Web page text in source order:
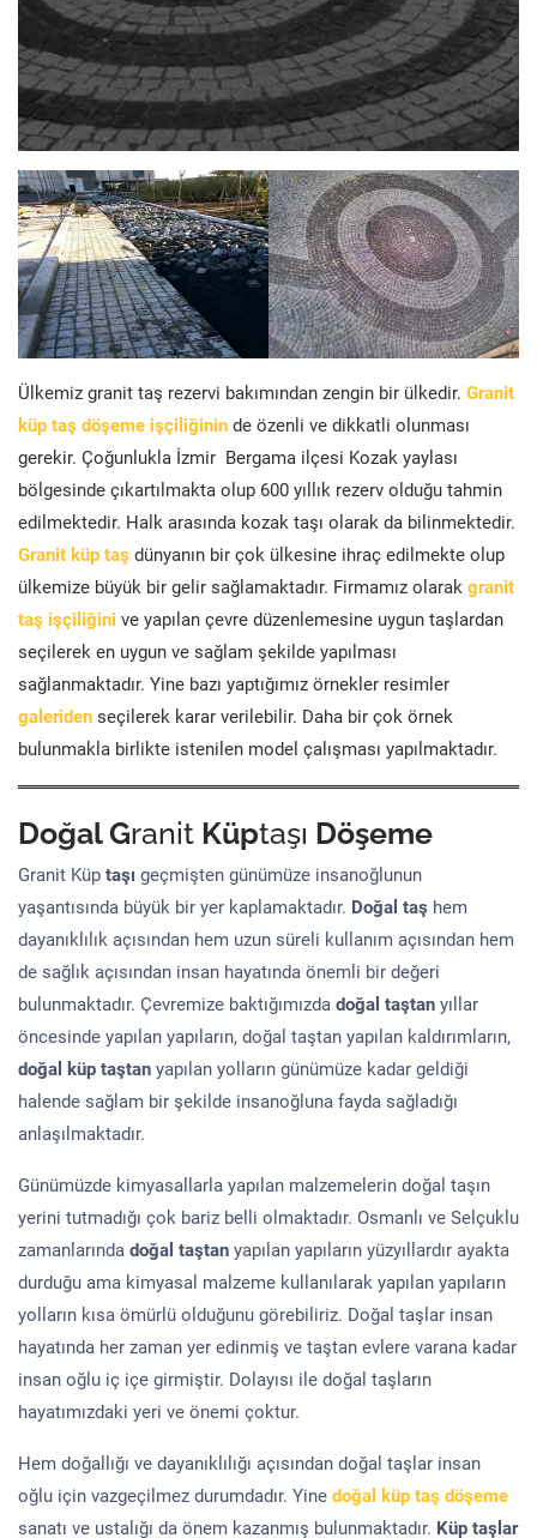
Ülkemiz granit taş rezervi bakımından zengin bir ülkedir. Granit
küp taş döşeme işçiliğinin de özenli ve dikkatli olunması
gerekir. Çoğunlukla İzmir Bergama ilçesi Kozak yaylası
bölgesinde çıkartılmakta olup 600 yıllık rezerv olduğu tahmin
edilmektedir. Halk arasında kozak taşı olarak da bilinmektedir.
Granit küp taş dünyanın bir çok ülkesine ihraç edilmekte olup
ülkemize büyük bir gelir sağlamaktadır. Firmamız olarak granit
taş işçiliğini ve yapılan çevre düzenlemesine uygun taşlardan
seçilerek en uygun ve sağlam şekilde yapılması
sağlanmaktadır. Yine bazı yaptığımız örnekler resimler
galeriden seçilerek karar verilebilir. Daha bir çok örnek
bulunmakla birlikte istenilen model çalışması yapılmaktadır.
Doğal Granit Küptaşı Döşeme
Granit Küp taşı geçmişten günümüze insanoğlunun
yaşantısında büyük bir yer kaplamaktadır. Doğal taş hem
dayanıklılık açısından hem uzun süreli kullanım açısından hem
de sağlık açısından insan hayatında önemli bir değeri
bulunmaktadır. Çevremize baktığımızda doğal taştan yıllar
öncesinde yapılan yapıların, doğal taştan yapılan kaldırımların,
doğal küp taştan yapılan yolların günümüze kadar geldiği
halende sağlam bir şekilde insanoğluna fayda sağladığı
anlaşılmaktadır.
Günümüzde kimyasallarla yapılan malzemelerin doğal taşın
yerini tutmadığı çok bariz belli olmaktadır. Osmanlı ve Selçuklu
zamanlarında doğal taştan yapılan yapıların yüzyıllardır ayakta
durduğu ama kimyasal malzeme kullanılarak yapılan yapıların
yolların kısa ömürlü olduğunu görebiliriz. Doğal taşlar insan
hayatında her zaman yer edinmiş ve taştan evlere varana kadar
insan oğlu iç içe girmiştir. Dolayısı ile doğal taşların
hayatımızdaki yeri ve önemi çoktur.
Hem doğallığı ve dayanıklılığı açısından doğal taşlar insan
oğlu için vazgeçilmez durumdadır. Yine doğal küp taş döşeme
sanatı ve ustalığı da önem kazanmış bulunmaktadır. Küp taşlar